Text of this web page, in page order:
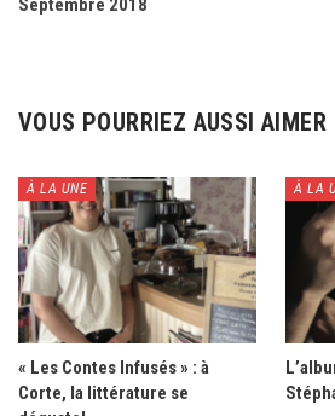
Septembre 2018
VOUS POURRIEZ AUSSI AIMER
À LA UNE
« Les Contes Infusés » : à
Corte, la littérature se
À LA